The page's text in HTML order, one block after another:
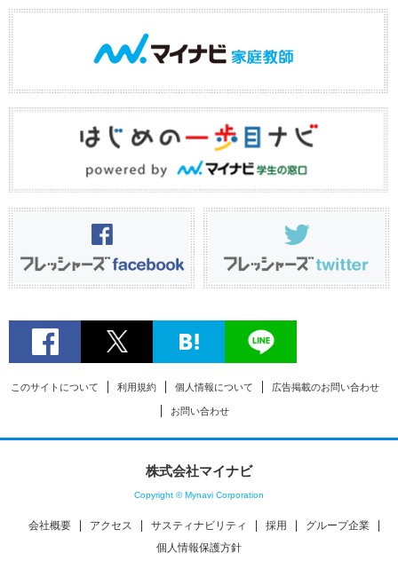
このサイトについて 利用規約 個人情報について 広告掲載のお問い合わせ
お問い合わせ
株式会社マイナビ
Copyright © Mynavi Corporation
会社概要 アクセス サスティナビリティ 採用
グループ企業
個人情報保護方針